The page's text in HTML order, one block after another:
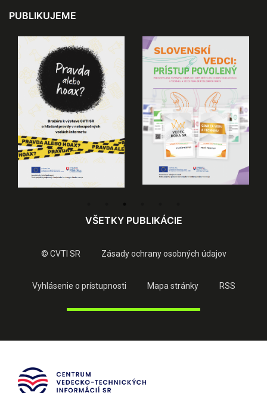
PUBLIKUJEME
VŠETKY PUBLIKÁCIE
© CVTI SR Zásady ochrany osobných údajov
Vyhlásenie o prístupnosti Mapa stránky RSS